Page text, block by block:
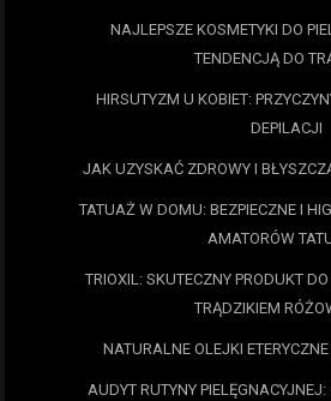
NAJLEPSZE KOSMETYKI DO
TENDENCJĄ DO
HIRSUTYZM U KOBIET:
DEPILACJI
JAK UZYSKAĆ ZDROWY I
TATUAŻ W DOMU: BEZPIECZNE I
AMATORÓW
TRIOXIL: SKUTECZNY PRODUKT
TRĄDZIKIEM
NATURALNE OLEJKI
AUDYT RUTYNY